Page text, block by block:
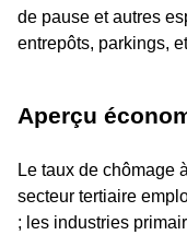
de pause et autres
entrepôts, parkings,
Aperçu
Le taux de chômage
secteur tertiaire
; les industries